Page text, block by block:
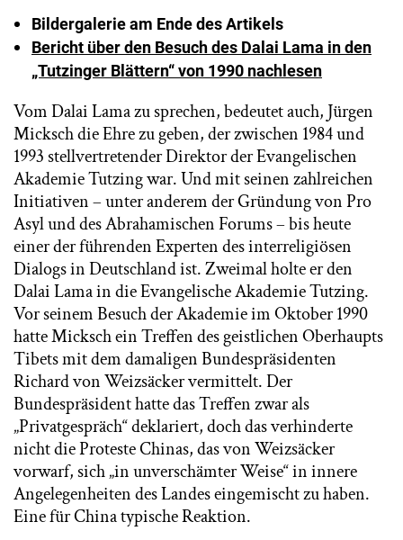
Bildergalerie am Ende des Artikels
Bericht über den Besuch des Dalai Lama in den
„Tutzinger Blättern“ von 1990 nachlesen
Vom Dalai Lama zu sprechen, bedeutet auch, Jürgen
Micksch die Ehre zu geben, der zwischen 1984 und
1993 stellvertretender Direktor der Evangelischen
Akademie Tutzing war. Und mit seinen zahlreichen
Initiativen – unter anderem der Gründung von Pro
Asyl und des Abrahamischen Forums – bis heute
einer der führenden Experten des interreligiösen
Dialogs in Deutschland ist. Zweimal holte er den
Dalai Lama in die Evangelische Akademie Tutzing.
Vor seinem Besuch der Akademie im Oktober 1990
hatte Micksch ein Treffen des geistlichen Oberhaupts
Tibets mit dem damaligen Bundespräsidenten
Richard von Weizsäcker vermittelt. Der
Bundespräsident hatte das Treffen zwar als
„Privatgespräch“ deklariert, doch das verhinderte
nicht die Proteste Chinas, das von Weizsäcker
vorwarf, sich „in unverschämter Weise“ in innere
Angelegenheiten des Landes eingemischt zu haben.
Eine für China typische Reaktion.